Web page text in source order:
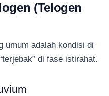
(Telogen
umum adalah kondisi di
di fase istirahat.